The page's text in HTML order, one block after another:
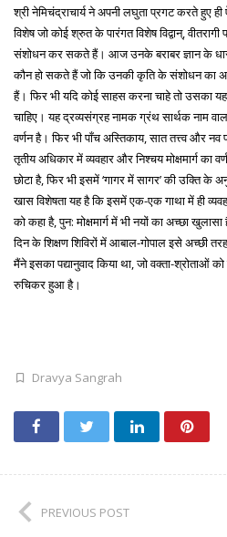
श्री नेमिचंद्राचार्य ने अपनी लघुता प्रगट करते हुए
विशेष जो कोई श्रुत के पारंगत विशेष विद्वान्, वीतरागी
संशोधन कर सकते हैं। आज उनके बराबर ज्ञान के धारी
कौन हो सकते हैं जो कि उनकी कृति के संशोधन का
हैं। फिर भी यदि कोई साहस करना चाहे तो उसका
चाहिए। यह द्रव्यसंग्रह नामक ग्रंथ सार्थक नाम
वर्णन है। फिर भी पाँच अस्तिकाय, सात तत्त्व और नव
तृतीय अधिकार में व्यवहार और निश्चय मोक्षमार्ग का
छोटा है, फिर भी इसमें ‘गागर में सागर’ की उक्ति
खास विशेषता यह है कि इसमें एक-एक गाथा में ही
को कहा है, पुन: मोक्षमार्ग में भी नयों का अच्छा
दिन के शिक्षण शिविरों में आबाल-गोपाल इसे अच्छी
मैंने इसका पद्यानुवाद किया था, जो वक्ता-श्रोताओं
रुचिकर हुआ है।
Dravya Sangrah
PREVIOUS POST